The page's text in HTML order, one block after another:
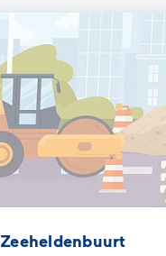
Zeeheldenbuurt